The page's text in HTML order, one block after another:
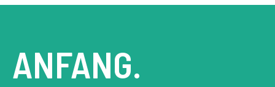
ANFANG.